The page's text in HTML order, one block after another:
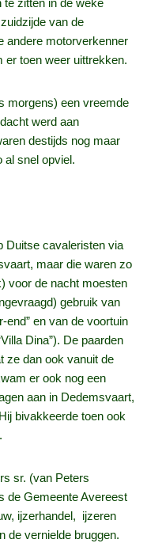
zitten in de weke
van de
andere motorverkenner
er toen weer uittrekken.
morgens) een vreemde
werd aan
destijds nog maar
al snel opviel.
Duitse cavaleristen via
maar die waren zo
voor de nacht moesten
gebruik van
end” en van de voortuin
Dina”). De paarden
ze dan ook vanuit de
er ook nog een
aan in Dedemsvaart,
bivakkeerde toen ook
sr. (van Peters
de Gemeente Avereest
ijzerhandel, ijzeren
de vernielde bruggen.